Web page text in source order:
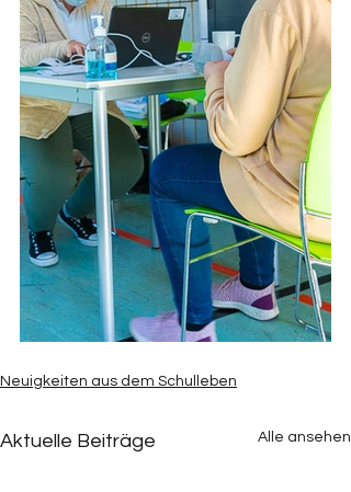
Neuigkeiten aus dem Schulleben
Aktuelle Beiträge Alle ansehen